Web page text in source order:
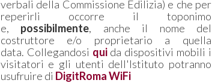
verbali della Commissione Edilizia) e che per
reperirli occorre il toponimo
e, possibilmente, anche il nome del
costruttore e/o proprietario a quella
data. Collegandosi qui da dispositivi mobili i
visitatori e gli utenti dell'Istituto potranno
usufruire di DigitRoma WiFi